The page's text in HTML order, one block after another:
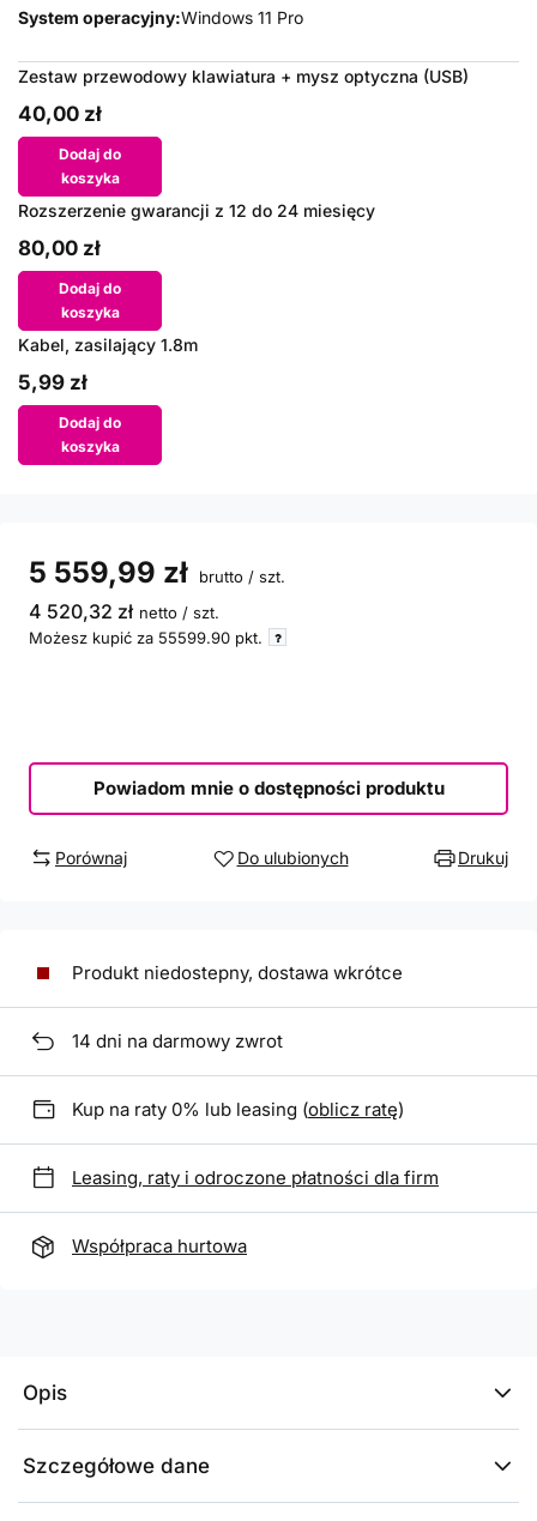
System operacyjny:Windows 11 Pro
Zestaw przewodowy klawiatura + mysz optyczna (USB)
40,00 zł
Dodaj do
koszyka
Rozszerzenie gwarancji z 12 do 24 miesięcy
80,00 zł
Dodaj do
koszyka
Kabel, zasilający 1.8m
5,99 zł
Dodaj do
koszyka
5 559,99 zł brutto / szt.
4 520,32 zł netto / szt.
Możesz kupić za 55599.90 pkt.
Powiadom mnie o dostępności produktu
Porównaj Do ulubionych Drukuj
Produkt niedostepny, dostawa wkrótce
14 dni na darmowy zwrot
Kup na raty 0% lub leasing (oblicz ratę)
Leasing, raty i odroczone płatności dla firm
Współpraca hurtowa
Opis
Szczegółowe dane